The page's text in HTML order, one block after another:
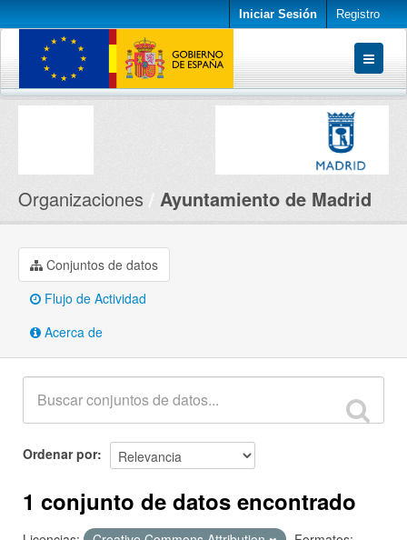
Iniciar Sesión Registro
Conjuntos de datos
Organizaciones Ayuntamiento de Madrid
Conjuntos de datos
Flujo de Actividad
Acerca de
Ordenar por
1 conjunto de datos encontrado